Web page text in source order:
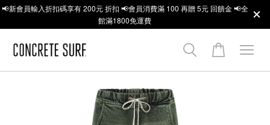
📢新會員輸入折扣碼享有 200元 折扣 📢會員消費滿 100 再贈 5元 回饋金 📢全
館滿1800免運費